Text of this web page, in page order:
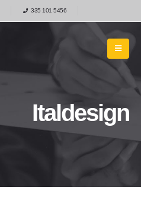
335 101 5456
Italdesign